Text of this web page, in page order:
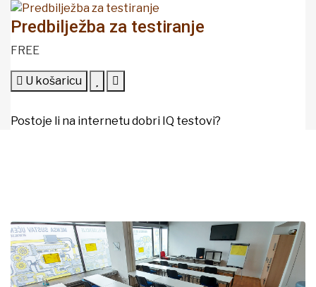
Predbilježba za testiranje
FREE
U košaricu
Postoje li na internetu dobri IQ testovi?